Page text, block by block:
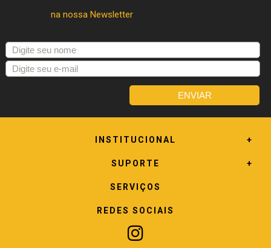
INSTITUCIONAL
SUPORTE
SERVIÇOS
REDES SOCIAIS